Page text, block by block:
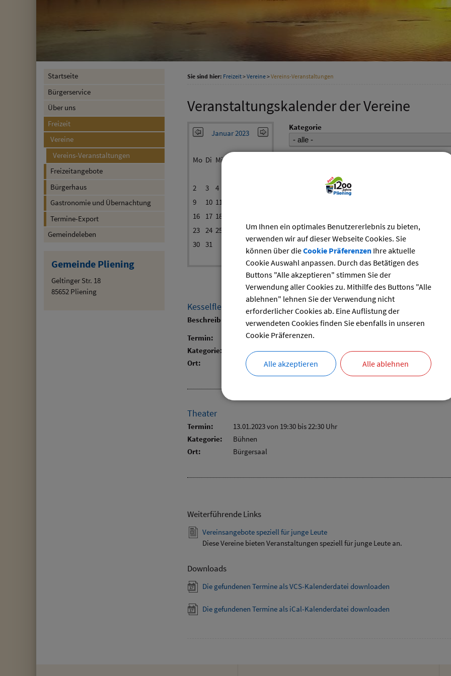
Startseite
Bürgerservice
Über uns
Freizeit
Vereine
Vereins-Veranstaltungen
Freizeitangebote
Bürgerhaus
Gastronomie und Übernachtung
Termine-Export
Gemeindeleben
Gemeinde Pliening
Geltinger Str. 18
85652 Pliening
Sie sind hier: Freizeit>Vereine>Vereins-Veranstaltungen
Veranstaltungskalender der Vereine
Januar 2023
Mo Di Mi
2
3 4
9
10 11
16
17 18
23 24 25 28 29
30 31
Kategorie
reset
Kesselfleischessen
Beschreibung:
Um Platzreservierung bei Franz Röckenschuß Tel: 771537 wird
Termin:
13.01.2023 von 18:30bis 22:00 Uhr
Kategorie:
Vereine
Ort:
Schützenheim Ottersberg
Theater
Termin: 13.01.2023 von 19:30 bis 22:30 Uhr
Kategorie:
Bühnen
Ort:
Bürgersaal
Weiterführende Links
Vereinsangebote speziell für junge Leute
Diese Vereine bieten Veranstaltungen speziell für junge Leute an.
Downloads
Die gefundenen Termine als VCS-Kalenderdatei downloaden
Die gefundenen Termine als iCal-Kalenderdatei downloaden
Um Ihnen ein optimales Benutzererlebnis zu bieten,
verwenden wir auf dieser Webseite Cookies. Sie
können über dieCookie PräferenzenIhre aktuelle
Cookie Auswahl anpassen. Durch das Betätigen des
Buttons "Alle akzeptieren" stimmen Sie der
Verwendung aller Cookies zu. Mithilfe des Buttons "Alle
ablehnen" lehnen Sie der Verwendung nicht
erforderlicher Cookies ab. Eine Auflistung der
verwendeten Cookies finden Sie ebenfalls in unseren
Cookie Präferenzen.
Alle akzeptieren Alle ablehnen